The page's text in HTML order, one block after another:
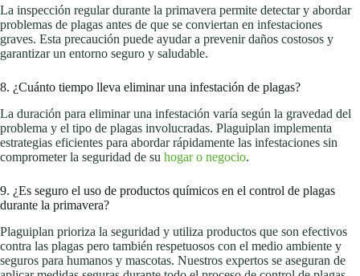
La inspección regular durante la primavera permite detectar y abordar
problemas de plagas antes de que se conviertan en infestaciones
graves. Esta precaución puede ayudar a prevenir daños costosos y
garantizar un entorno seguro y saludable.
8. ¿Cuánto tiempo lleva eliminar una infestación de plagas?
La duración para eliminar una infestación varía según la gravedad del
problema y el tipo de plagas involucradas. Plaguiplan implementa
estrategias eficientes para abordar rápidamente las infestaciones sin
comprometer la seguridad de su hogar o negocio.
9. ¿Es seguro el uso de productos químicos en el control de plagas
durante la primavera?
Plaguiplan prioriza la seguridad y utiliza productos que son efectivos
contra las plagas pero también respetuosos con el medio ambiente y
seguros para humanos y mascotas. Nuestros expertos se aseguran de